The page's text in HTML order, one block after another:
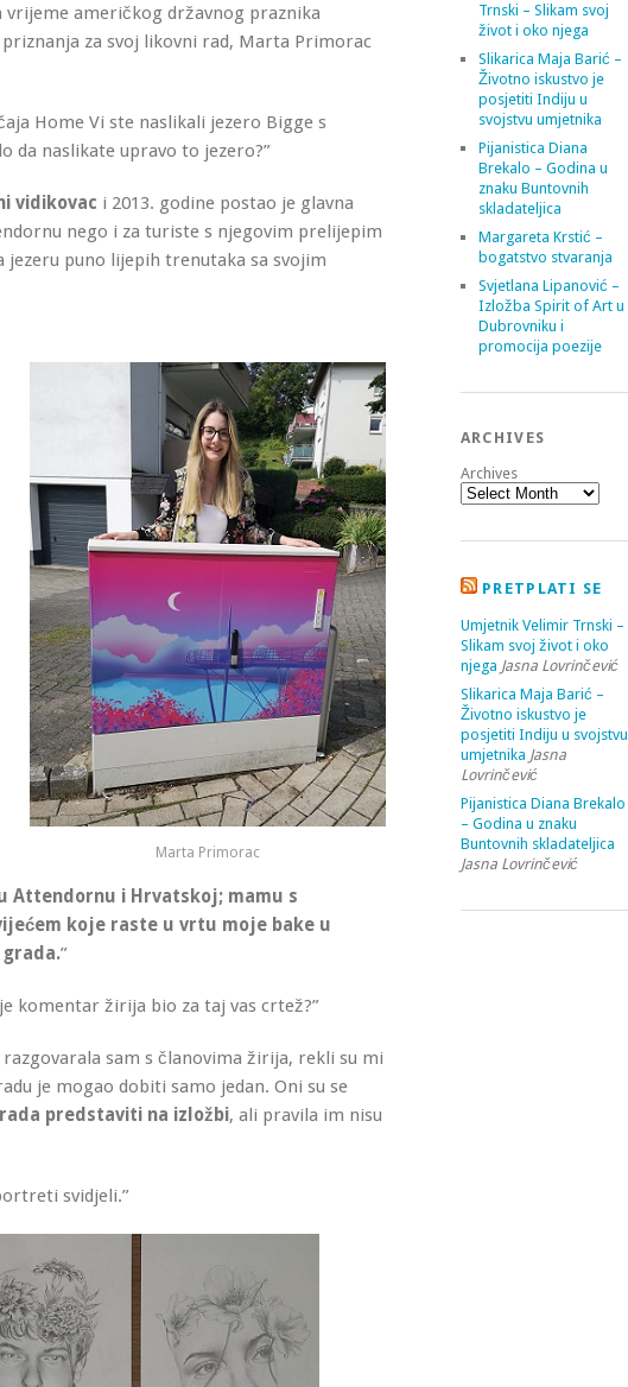
vrijeme američkog državnog praznika
za svoj likovni rad, Marta Primorac
Home Vi ste naslikali jezero Bigge s
da naslikate upravo to jezero?”
vidikovac i 2013. godine postao je glavna
nego i za turiste s njegovim prelijepim
jezeru puno lijepih trenutaka sa svojim
Marta Primorac
Attendornu i Hrvatskoj; mamu s
koje raste u vrtu moje bake u
”
komentar žirija bio za taj vas crtež?”
razgovarala sam s članovima žirija, rekli su mi
je mogao dobiti samo jedan. Oni su se
predstaviti na izložbi, ali pravila im nisu
svidjeli.”
Trnski – Slikam svoj
život i oko njega
Slikarica Maja Barić –
Životno iskustvo je
posjetiti Indiju u
svojstvu umjetnika
Pijanistica Diana
Brekalo – Godina u
znaku Buntovnih
skladateljica
Margareta Krstić –
bogatstvo stvaranja
Svjetlana Lipanović –
Izložba Spirit of Art u
Dubrovniku i
promocija poezije
ARCHIVES
Archives
PRETPLATI SE
Umjetnik Velimir Trnski –
Slikam svoj život i oko
njega Jasna Lovrinčević
Slikarica Maja Barić –
Životno iskustvo je
posjetiti Indiju u svojstvu
umjetnika Jasna
Lovrinčević
Pijanistica Diana Brekalo
– Godina u znaku
Buntovnih skladateljica
Jasna Lovrinčević